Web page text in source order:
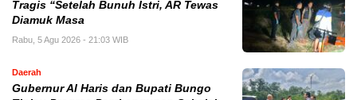
Tragis “Setelah Bunuh Istri, AR Tewas
Diamuk Masa
Rabu, 5 Agu 2026 - 21:03 WIB
Daerah
​Gubernur Al Haris dan Bupati Bungo